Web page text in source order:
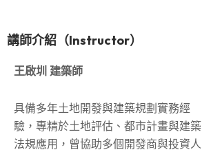
講師介紹（Instructor）
王啟圳 建築師
具備多年土地開發與建築規劃實務經
驗，專精於土地評估、都市計畫與建築
法規應用，曾協助多個開發商與投資人